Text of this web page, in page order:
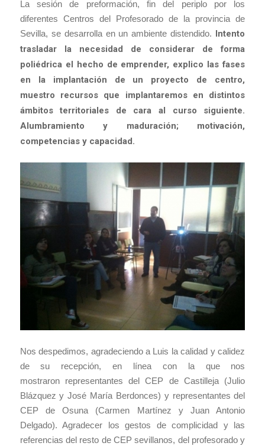
La sesión de preformación, fin del periplo por los
diferentes Centros del Profesorado de la provincia de
Sevilla, se desarrolla en un ambiente distendido. Intento
trasladar la necesidad de considerar de forma
poliédrica el hecho de emprender, explico las fases
en la implantación de un proyecto de centro,
muestro recursos que implantaremos en distintos
ámbitos territoriales de cara al curso siguiente.
Alumbramiento y maduración; motivación,
competencias y capacidad.
Nos despedimos, agradeciendo a Luis la calidad y calidez
de su recepción, en línea con la que nos
mostraron representantes del CEP de Castilleja (Julio
Blázquez y José María Berdonces) y representantes del
CEP de Osuna (Carmen Martínez y Juan Antonio
Delgado). Agradecer los gestos de complicidad y las
referencias del resto de CEP sevillanos, del profesorado y